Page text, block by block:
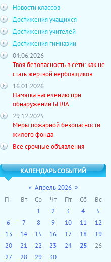
Новости классов
Достижения учащихся
Достижения учителей
Достижения гимназии
04.06.2026
Твоя безопасность в сети: как не
стать жертвой вербовщиков
16.01.2026
Памятка населению при
обнаружении БПЛА
29.12.2025
Меры пожарной безопасности
жилого фонда
Все срочные объявления
КАЛЕНДАРЬ СОБЫТИЙ
« Апрель 2026 »
Пн
Вт Ср Чт Пт Сб
Вс
1
2 3 4
5
6
7 8 9 10 11
12
13
14 15 16 17 18
19
20
21 22 23 24 25
26
27
28 29 30